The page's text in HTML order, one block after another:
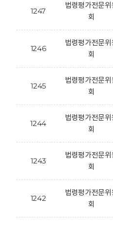
1247
법령평가전문위
회
1246
법령평가전문위
회
1245
법령평가전문위
회
1244
법령평가전문위
회
1243
법령평가전문위
회
1242
법령평가전문위
회